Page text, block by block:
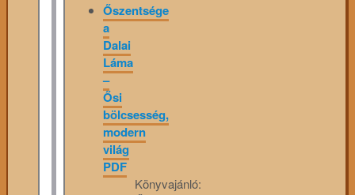
Őszentsége
a
Dalai
Láma
–
Ősi
bölcsesség,
modern
világ
PDF
Könyvajánló: